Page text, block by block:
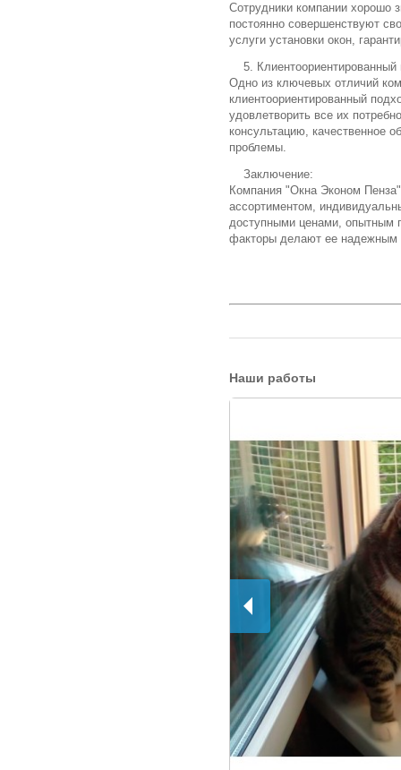
Сотрудники компании хорошо
постоянно совершенствуют
услуги установки окон,
5. Клиентоориентированный
Одно из ключевых отличий
клиентоориентированный
удовлетворить все их
консультацию, качественное
проблемы.
Заключение:
Компания "Окна Эконом
ассортиментом,
доступными ценами, опытным
факторы делают ее надежным
Наши работы